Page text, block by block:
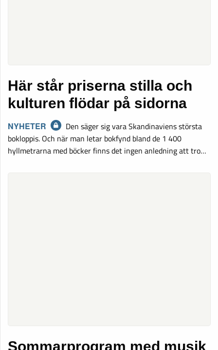
Här står priserna stilla och
kulturen flödar på sidorna
NYHETER
Den säger sig vara Skandinaviens största
bokloppis. Och när man letar bokfynd bland de 1 400
hyllmetrarna med böcker finns det ingen anledning att tro…
Sommarprogram med musik